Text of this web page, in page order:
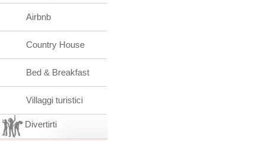
Airbnb
Country House
Bed & Breakfast
Villaggi turistici
Divertirti